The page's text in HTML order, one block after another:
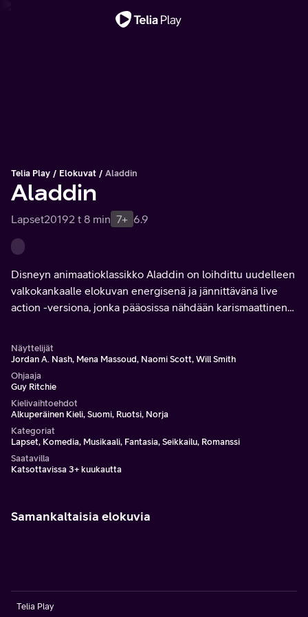
Telia Play Elokuvat Aladdin
Aladdin
Lapset20192 t 8 min 7+ 6.9
Disneyn animaatioklassikko Aladdin on loihdittu uudelleen
valkokankaalle elokuvan energisenä ja jännittävänä live
action -versiona, jonka pääosissa nähdään karismaattinen
Näyttelijät
Jordan A. Nash, Mena Massoud, Naomi Scott, Will Smith
Ohjaaja
Guy Ritchie
Kielivaihtoehdot
Alkuperäinen Kieli, Suomi, Ruotsi, Norja
Kategoriat
Lapset, Komedia, Musikaali, Fantasia, Seikkailu, Romanssi
Saatavilla
Katsottavissa 3+ kuukautta
Samankaltaisia elokuvia
Telia Play